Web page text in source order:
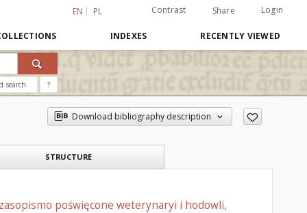
EN PL Contrast Share Login
INDEXES RECENTLY VIEWED
search ?
Download bibliography description
STRUCTURE
poświęcone weterynaryi i hodowli,